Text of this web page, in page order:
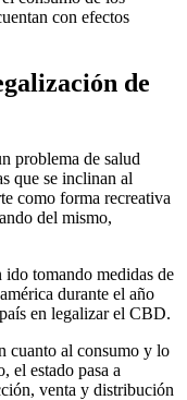
con efectos
de
problema de salud
que se inclinan al
como forma recreativa
del mismo,
tomando medidas de
durante el año
en legalizar el CBD.
cuanto al consumo y lo
el estado pasa a
venta y distribución